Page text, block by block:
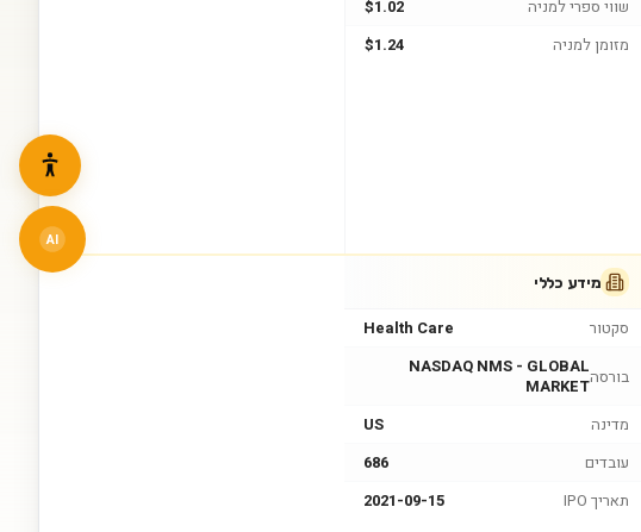
שווי ספרי למניה
$1.02
מזומן למניה
$1.24
מידע כללי
סקטור Health Care
בורסהNASDAQ NMS - GLOBAL
MARKET
מדינה
US
עובדים
686
תאריך IPO
2021-09-15
AI